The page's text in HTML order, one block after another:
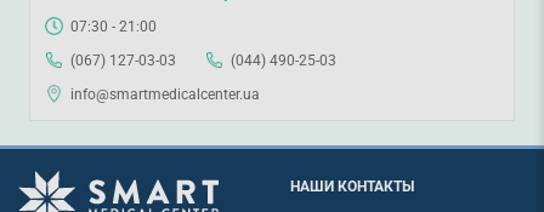
07:30 - 21:00
(067) 127-03-03
(044) 490-25-03
info@smartmedicalcenter.ua
НАШИ КОНТАКТЫ